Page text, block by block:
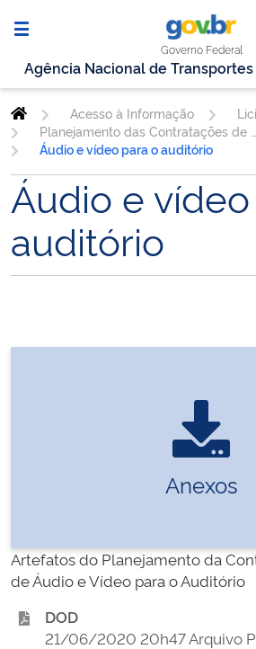
Governo Federal
Agência Nacional de
Acesso à Informação
Áudio e vídeo para o auditório
Áudio e
auditório
Anexos
Artefatos do Planejamento da
de Áudio e Vídeo para o Auditório
DOD
21/06/2020 20h47 Arquivo